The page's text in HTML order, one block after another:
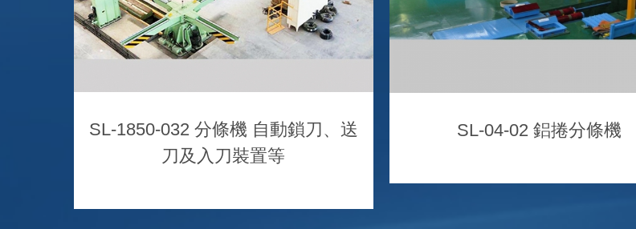
SL-1850-032 分條機 自動鎖刀、送
刀及入刀裝置等
SL-04-02 鋁捲分條機